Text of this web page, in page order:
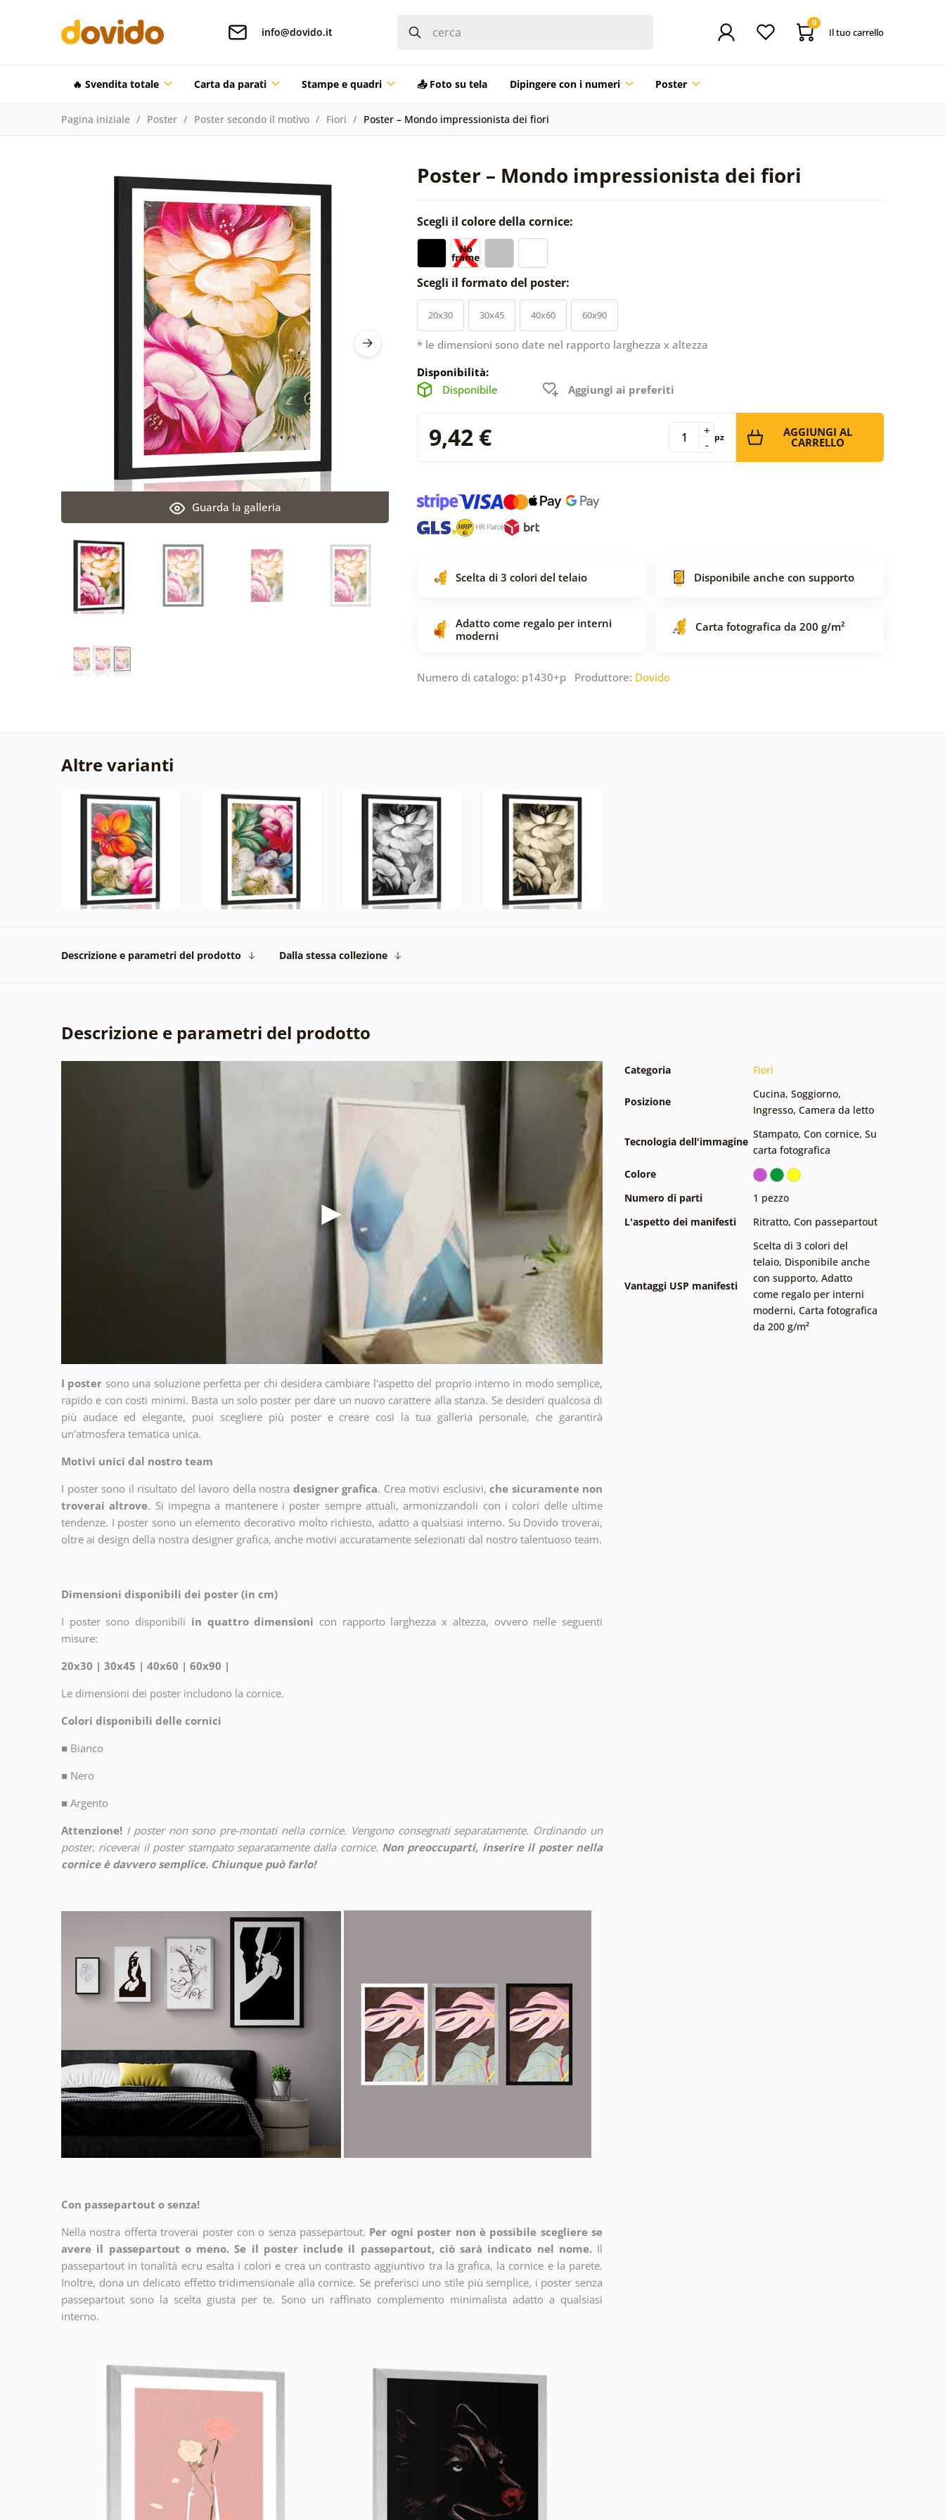
info@dovido.it
0
Il tuo carrello
🔥 Svendita totale Carta da parati Stampe e quadri 📤 Foto su tela Dipingere con i numeri Poster
Pagina iniziale Poster Poster secondo il motivo Fiori Poster – Mondo impressionista dei fiori
Poster – Mondo impressionista dei fiori
Guarda la galleria
Scegli il colore della cornice:
Scegli il formato del poster:
20x30 30x45 40x60 60x90
* le dimensioni sono date nel rapporto larghezza x altezza
Disponibilità:
Disponibile
Aggiungi ai preferiti
9,42 € -
+ pz AGGIUNGI AL
CARRELLO
Scelta di 3 colori del telaio Disponibile anche con supporto
Adatto come regalo per interni
moderni
Carta fotografica da 200 g/m²
Numero di catalogo: p1430+p Produttore: Dovido
Altre varianti
Descrizione e parametri del prodotto Dalla stessa collezione
Descrizione e parametri del prodotto
I poster sono una soluzione perfetta per chi desidera cambiare l'aspetto del proprio interno in modo semplice,
rapido e con costi minimi. Basta un solo poster per dare un nuovo carattere alla stanza. Se desideri qualcosa di
più audace ed elegante, puoi scegliere più poster e creare così la tua galleria personale, che garantirà
un'atmosfera tematica unica.
Motivi unici dal nostro team
I poster sono il risultato del lavoro della nostra designer grafica. Crea motivi esclusivi, che sicuramente non
troverai altrove. Si impegna a mantenere i poster sempre attuali, armonizzandoli con i colori delle ultime
tendenze. I poster sono un elemento decorativo molto richiesto, adatto a qualsiasi interno. Su Dovido troverai,
oltre ai design della nostra designer grafica, anche motivi accuratamente selezionati dal nostro talentuoso team.
Dimensioni disponibili dei poster (in cm)
I poster sono disponibili in quattro dimensioni con rapporto larghezza x altezza, ovvero nelle seguenti
misure:
20x30 | 30x45 | 40x60 | 60x90 |
Le dimensioni dei poster includono la cornice.
Colori disponibili delle cornici
■ Bianco
■ Nero
■ Argento
Attenzione! I poster non sono pre-montati nella cornice. Vengono consegnati separatamente. Ordinando un
poster, riceverai il poster stampato separatamente dalla cornice. Non preoccuparti, inserire il poster nella
cornice è davvero semplice. Chiunque può farlo!
Con passepartout o senza!
Nella nostra offerta troverai poster con o senza passepartout. Per ogni poster non è possibile scegliere se
avere il passepartout o meno. Se il poster include il passepartout, ciò sarà indicato nel nome. Il
passepartout in tonalità ecru esalta i colori e crea un contrasto aggiuntivo tra la grafica, la cornice e la parete.
Inoltre, dona un delicato effetto tridimensionale alla cornice. Se preferisci uno stile più semplice, i poster senza
passepartout sono la scelta giusta per te. Sono un raffinato complemento minimalista adatto a qualsiasi
interno.
Categoria Fiori
Posizione
Cucina, Soggiorno,
Ingresso, Camera da letto
Tecnologia dell'immagine
Stampato, Con cornice, Su
carta fotografica
Colore
Numero di parti
1 pezzo
L'aspetto dei manifesti
Ritratto, Con passepartout
Vantaggi USP manifesti
Scelta di 3 colori del
telaio, Disponibile anche
con supporto, Adatto
come regalo per interni
moderni, Carta fotografica
da 200 g/m²